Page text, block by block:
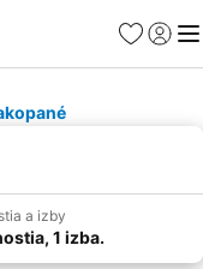
Obľúbené
a izby
1 izba.